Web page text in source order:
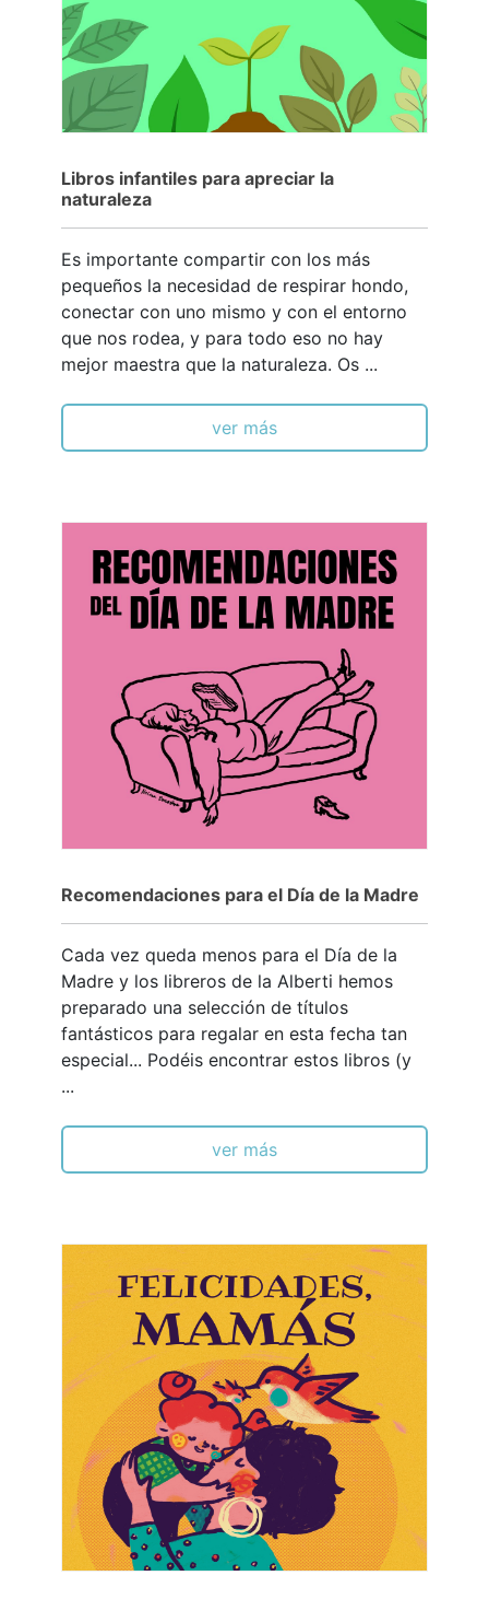
Libros infantiles para apreciar la
naturaleza
Es importante compartir con los más
pequeños la necesidad de respirar hondo,
conectar con uno mismo y con el entorno
que nos rodea, y para todo eso no hay
mejor maestra que la naturaleza. Os ...
ver más
Recomendaciones para el Día de la Madre
Cada vez queda menos para el Día de la
Madre y los libreros de la Alberti hemos
preparado una selección de títulos
fantásticos para regalar en esta fecha tan
especial... Podéis encontrar estos libros (y
...
ver más